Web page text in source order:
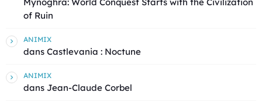
of Ruin
ANIMIX
dans Castlevania : Noctune
ANIMIX
dans Jean-Claude Corbel